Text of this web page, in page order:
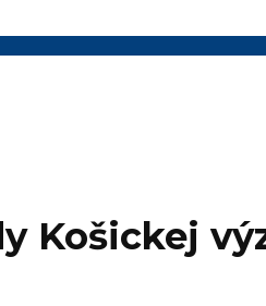
Košickej